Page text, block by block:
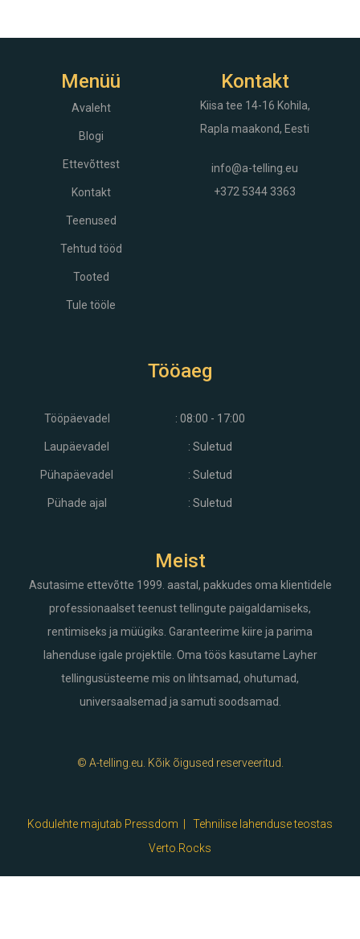
Menüü
Avaleht
Blogi
Ettevõttest
Kontakt
Teenused
Tehtud tööd
Tooted
Tule tööle
Kontakt
Kiisa tee 14-16 Kohila,
Rapla maakond, Eesti
info@a-telling.eu
+372 5344 3363
Tööaeg
Tööpäevadel
Laupäevadel
Pühapäevadel
Pühade ajal
: 08:00 - 17:00
: Suletud
: Suletud
: Suletud
Meist
Asutasime ettevõtte 1999. aastal, pakkudes oma klientidele
professionaalset teenust tellingute paigaldamiseks,
rentimiseks ja müügiks. Garanteerime kiire ja parima
lahenduse igale projektile. Oma töös kasutame Layher
tellingusüsteeme mis on lihtsamad, ohutumad,
universaalsemad ja samuti soodsamad.
© A-telling.eu. Kõik õigused reserveeritud.
Kodulehte majutab Pressdom |
Tehnilise lahenduse teostas
Verto.Rocks